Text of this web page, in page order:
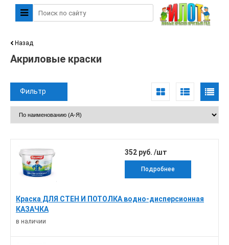
Назад
Акриловые краски
Фильтр
Краска ДЛЯ СТЕН И ПОТОЛКА водно-дисперсионная
КАЗАЧКА
в наличии
352 руб. /шт
Подробнее